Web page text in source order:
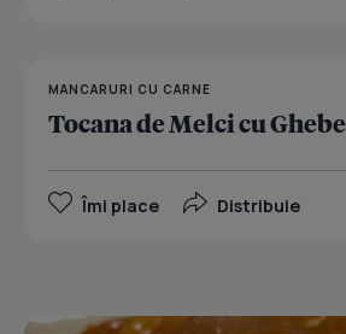
MANCARURI CU CARNE
Tocana de Melci cu Ghebe
Îmi place Distribuie